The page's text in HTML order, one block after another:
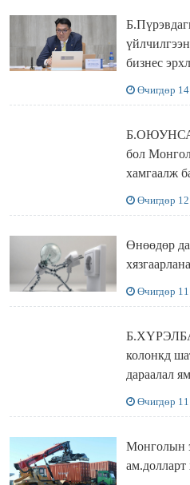
бизнес
Өчигдөр
бол
хамгаалж
Өчигдөр
Өнөөдөр
хязгаарлана
Өчигдөр
колонкд
дараалал
Өчигдөр
Монголын
ам.долларт